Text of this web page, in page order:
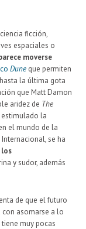
ficción,
espaciales o
moverse
Dune que permiten
la última gota
que Matt Damon
aridez de The
la
el mundo de la
se ha
los
y sudor, además
de que el futuro
con asomarse a lo
tiene muy pocas